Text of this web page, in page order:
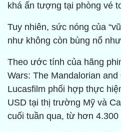
khá ấn tượng tại phòng vé
Tuy nhiên, sức nóng của
như không còn bùng nổ
Theo ước tính của hãng
Wars: The Mandalorian and
Lucasfilm phối hợp thực
USD tại thị trường Mỹ và
cuối tuần qua, từ hơn 4.300